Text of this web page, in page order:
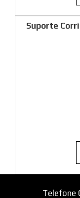
Suporte
Telefone